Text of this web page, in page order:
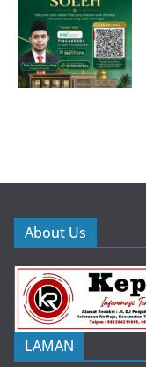
About Us
LAMAN